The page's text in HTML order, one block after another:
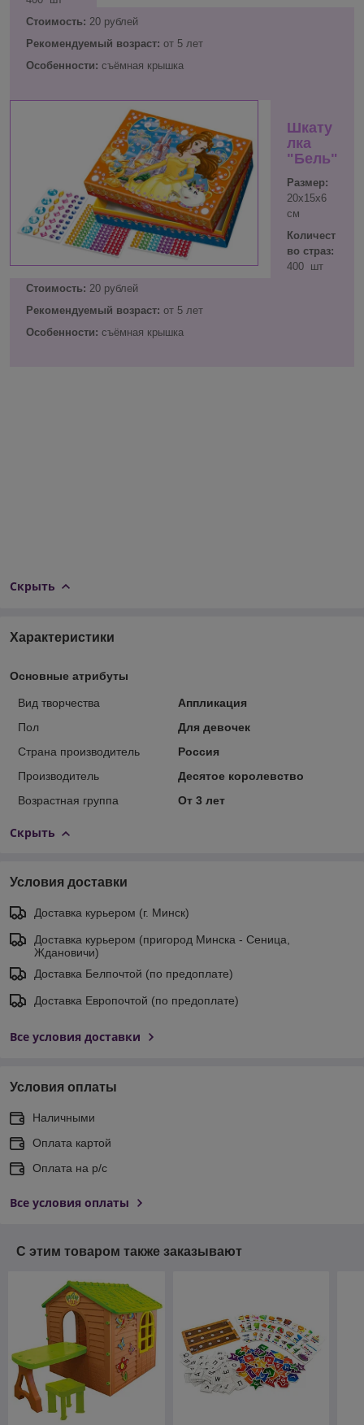
Стоимость: 20 рублей
Рекомендуемый возраст: от 5 лет
Особенности: съёмная крышка
Шкату
лка
"Бель"
Размер:
20х15х6
см
Количест
во страз:
400 шт
Стоимость: 20 рублей
Рекомендуемый возраст: от 5 лет
Особенности: съёмная крышка
Скрыть
Характеристики
Основные атрибуты
Вид творчества
Аппликация
Пол
Для девочек
Страна производитель
Россия
Производитель
Десятое королевство
Возрастная группа
От 3 лет
Скрыть
Условия доставки
Доставка курьером (г. Минск)
Доставка курьером (пригород Минска - Сеница,
Ждановичи)
Доставка Белпочтой (по предоплате)
Доставка Европочтой (по предоплате)
Все условия доставки
Условия оплаты
Наличными
Оплата картой
Оплата на р/с
Все условия оплаты
С этим товаром также заказывают